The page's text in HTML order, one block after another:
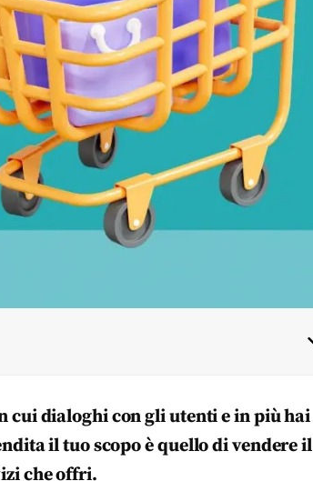
cui dialoghi con gli utenti e in più hai
il tuo scopo è quello di vendere il
che offri.